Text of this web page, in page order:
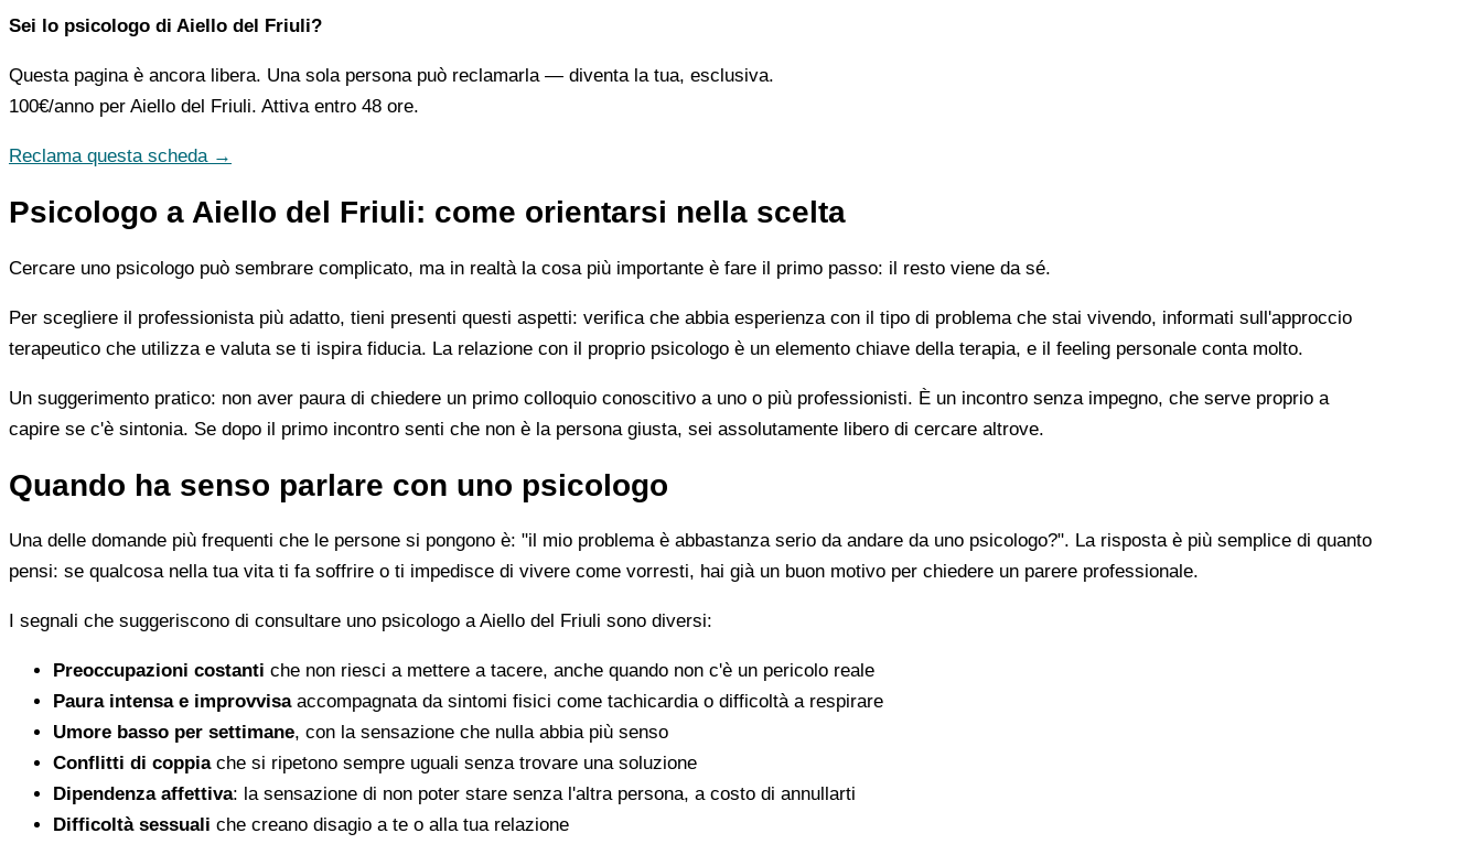
Sei lo psicologo di Aiello del Friuli?
Questa pagina è ancora libera. Una sola persona può reclamarla — diventa la tua, esclusiva.
100€/anno per Aiello del Friuli. Attiva entro 48 ore.
Reclama questa scheda →
Psicologo a Aiello del Friuli: come orientarsi nella scelta
Cercare uno psicologo può sembrare complicato, ma in realtà la cosa più importante è fare il primo passo: il resto viene da sé.
Per scegliere il professionista più adatto, tieni presenti questi aspetti: verifica che abbia esperienza con il tipo di problema che stai vivendo, informati sull'approccio
terapeutico che utilizza e valuta se ti ispira fiducia. La relazione con il proprio psicologo è un elemento chiave della terapia, e il feeling personale conta molto.
Un suggerimento pratico: non aver paura di chiedere un primo colloquio conoscitivo a uno o più professionisti. È un incontro senza impegno, che serve proprio a
capire se c'è sintonia. Se dopo il primo incontro senti che non è la persona giusta, sei assolutamente libero di cercare altrove.
Quando ha senso parlare con uno psicologo
Una delle domande più frequenti che le persone si pongono è: "il mio problema è abbastanza serio da andare da uno psicologo?". La risposta è più semplice di quanto
pensi: se qualcosa nella tua vita ti fa soffrire o ti impedisce di vivere come vorresti, hai già un buon motivo per chiedere un parere professionale.
I segnali che suggeriscono di consultare uno psicologo a Aiello del Friuli sono diversi:
Preoccupazioni costanti che non riesci a mettere a tacere, anche quando non c'è un pericolo reale
Paura intensa e improvvisaaccompagnata da sintomi fisici come tachicardia o difficoltà a respirare
Umore basso per settimane, con la sensazione che nulla abbia più senso
Conflitti di coppiache si ripetono sempre uguali senza trovare una soluzione
Dipendenza affettiva: la sensazione di non poter stare senza l'altra persona, a costo di annullarti
Difficoltà sessuali che creano disagio a te o alla tua relazione